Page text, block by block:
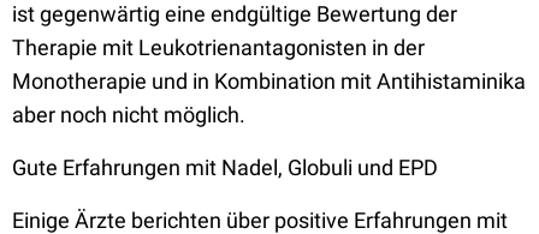
ist gegenwärtig eine endgültige Bewertung der
Therapie mit Leukotrienantagonisten in der
Monotherapie und in Kombination mit Antihistaminika
aber noch nicht möglich.
Gute Erfahrungen mit Nadel, Globuli und EPD
Einige Ärzte berichten über positive Erfahrungen mit